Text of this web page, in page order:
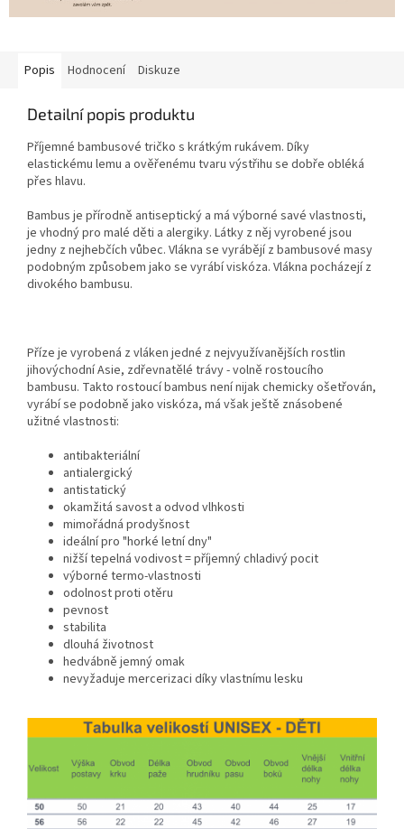
Popis Hodnocení Diskuze
Detailní popis produktu
Příjemné bambusové tričko s krátkým rukávem. Díky
elastickému lemu a ověřenému tvaru výstřihu se dobře obléká
přes hlavu.
Bambus je přírodně antiseptický a má výborné savé vlastnosti,
je vhodný pro malé děti a alergiky. Látky z něj vyrobené jsou
jedny z nejhebčích vůbec. Vlákna se vyrábějí z bambusové masy
podobným způsobem jako se vyrábí viskóza. Vlákna pocházejí z
divokého bambusu.
Příze je vyrobená z vláken jedné z nejvyužívanějších rostlin
jihovýchodní Asie, zdřevnatělé trávy - volně rostoucího
bambusu. Takto rostoucí bambus není nijak chemicky ošetřován,
vyrábí se podobně jako viskóza, má však ještě znásobené
užitné vlastnosti:
antibakteriální
antialergický
antistatický
okamžitá savost a odvod vlhkosti
mimořádná prodyšnost
ideální pro "horké letní dny"
nižší tepelná vodivost = příjemný chladivý pocit
výborné termo-vlastnosti
odolnost proti otěru
pevnost
stabilita
dlouhá životnost
hedvábně jemný omak
nevyžaduje mercerizaci díky vlastnímu lesku